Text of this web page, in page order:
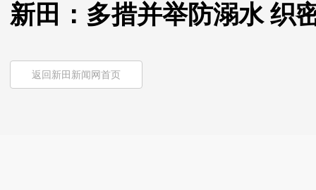
新田：多措并举防溺水 织
返回新田新闻网首页